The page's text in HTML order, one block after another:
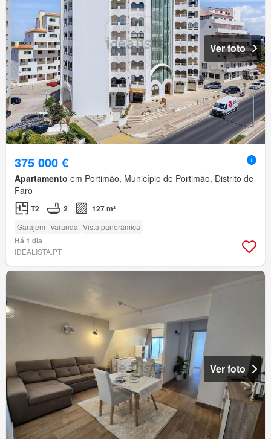
Ver foto
375 000 €
Apartamento em Portimão, Município de Portimão, Distrito de
Faro
T2 2 127 m²
Garajem Varanda Vista panorâmica
Há 1 dia
IDEALISTA.PT
Ver foto